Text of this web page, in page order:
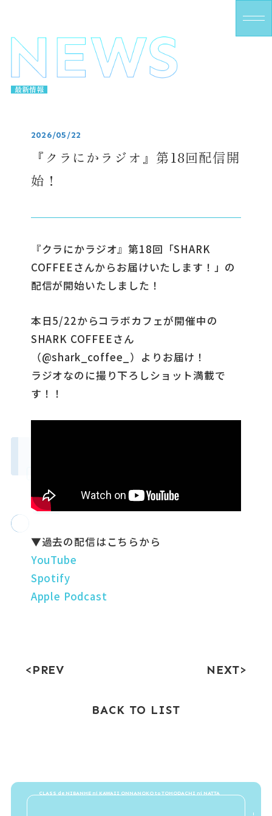
M
最新情報
『クラにかラジオ』第18回配信開
始！
2026/05/22
『クラにかラジオ』第18回「SHARK
COFFEEさんからお届けいたします！」の
配信が開始いたしました！
本日5/22からコラボカフェが開催中の
SHARK COFFEEさん
（@shark_coffee_）よりお届け！
ラジオなのに撮り下ろしショット満載で
す！！
▼過去の配信はこちらから
YouTube
Spotify
Apple Podcast
BACK TO LIST
PREV NEXT